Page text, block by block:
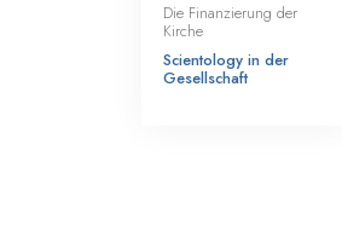
Die Finanzierung der
Kirche
Scientology in der
Gesellschaft